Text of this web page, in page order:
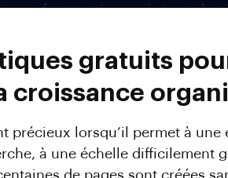
gratuits
croissance
précieux lorsqu’il permet à
à une échelle difficilement
de pages sont créées